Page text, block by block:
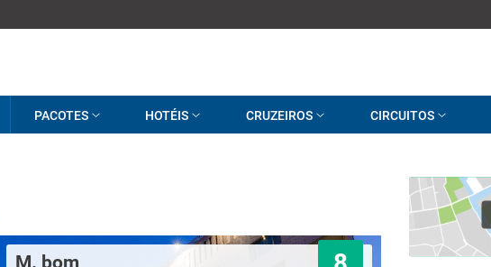
PACOTES HOTÉIS CRUZEIROS CIRCUITOS
M. bom